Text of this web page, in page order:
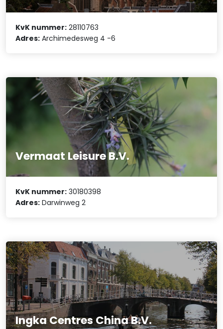
KvK nummer: 28110763
Adres: Archimedesweg 4 -6
Vermaat Leisure B.V.
KvK nummer: 30180398
Adres: Darwinweg 2
Ingka Centres China B.V.